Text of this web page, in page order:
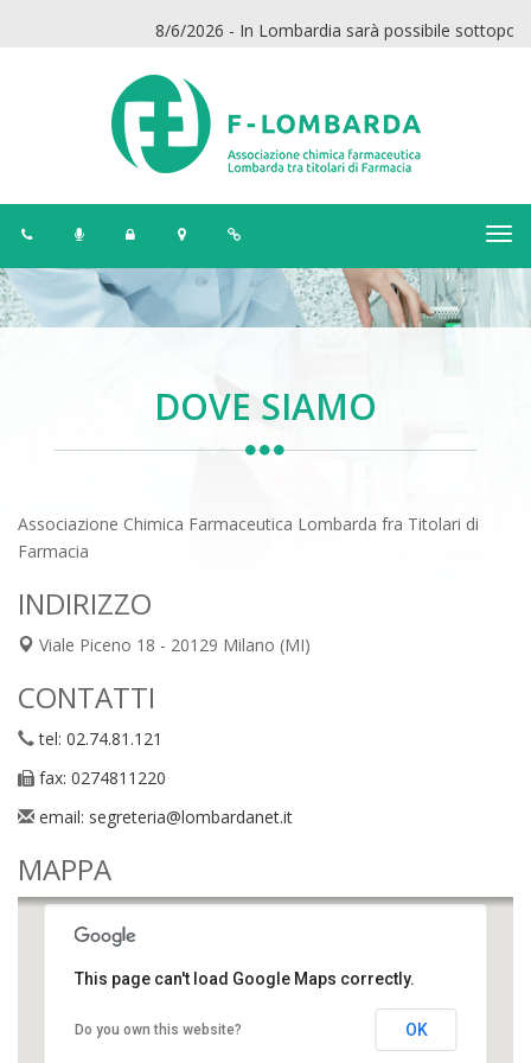
8/6/2026 - In Lombardia sarà possibile
DOVE SIAMO
Associazione Chimica Farmaceutica Lombarda fra Titolari di
Farmacia
INDIRIZZO
Viale Piceno 18 - 20129 Milano (MI)
CONTATTI
tel: 02.74.81.121
fax: 0274811220
email: segreteria@lombardanet.it
MAPPA
This page can't load Google Maps correctly.
Do you own this website? OK